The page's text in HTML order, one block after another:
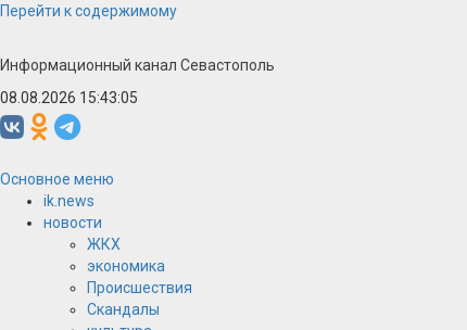
Перейти к содержимому
Информационный канал Севастополь
08.08.2026 15:43:05
Основное меню
ik.news
новости
ЖКХ
экономика
Происшествия
Скандалы